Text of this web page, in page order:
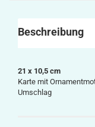
Beschreibung
21 x 10,5 cm
Karte mit
Umschlag